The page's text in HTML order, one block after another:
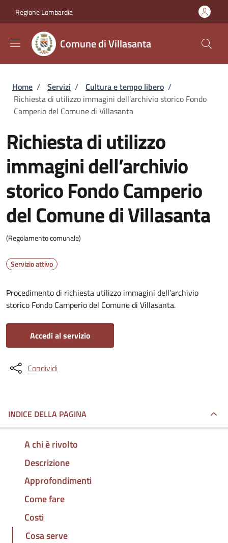
Regione Lombardia
Comune di Villasanta
Briciole di pane
Home / Servizi / Cultura e tempo libero /
Richiesta di utilizzo immagini dell’archivio storico Fondo
Camperio del Comune di Villasanta
Richiesta di utilizzo
immagini dell’archivio
storico Fondo Camperio
del Comune di Villasanta
(Regolamento comunale)
Servizio attivo
Procedimento di richiesta utilizzo immagini dell’archivio
storico Fondo Camperio del Comune di Villasanta.
Accedi al servizio
Condividi
INDICE DELLA PAGINA
A chi è rivolto
Descrizione
Approfondimenti
Come fare
Costi
Cosa serve